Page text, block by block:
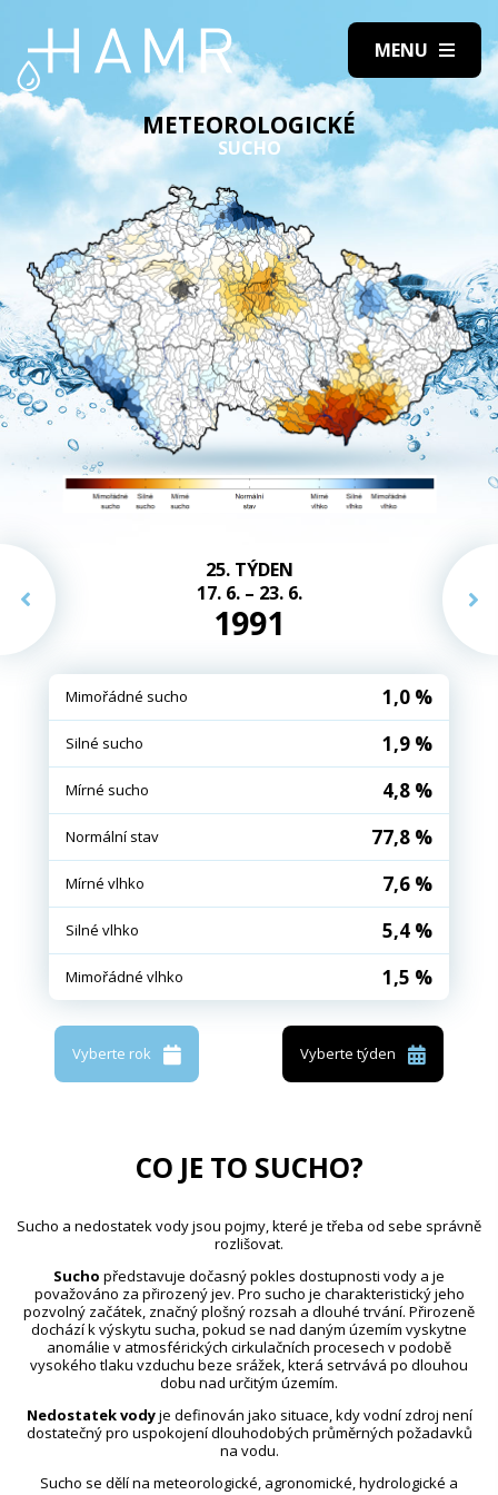
METEOROLOGICKÉ
SUCHO
25. TÝDEN
17. 6. – 23. 6.
1991
Mimořádné sucho 1,0 %
Silné sucho 1,9 %
Mírné sucho 4,8 %
Normální stav 77,8 %
Mírné vlhko 7,6 %
Silné vlhko 5,4 %
Mimořádné vlhko 1,5 %
Vyberte rok Vyberte týden
CO JE TO SUCHO?
Sucho a nedostatek vody jsou pojmy, které je třeba od sebe správně
rozlišovat.
Sucho představuje dočasný pokles dostupnosti vody a je
považováno za přirozený jev. Pro sucho je charakteristický jeho
pozvolný začátek, značný plošný rozsah a dlouhé trvání. Přirozeně
dochází k výskytu sucha, pokud se nad daným územím vyskytne
anomálie v atmosférických cirkulačních procesech v podobě
vysokého tlaku vzduchu beze srážek, která setrvává po dlouhou
dobu nad určitým územím.
Nedostatek vodyje definován jako situace, kdy vodní zdroj není
dostatečný pro uspokojení dlouhodobých průměrných požadavků
na vodu.
Sucho se dělí na meteorologické, agronomické, hydrologické a